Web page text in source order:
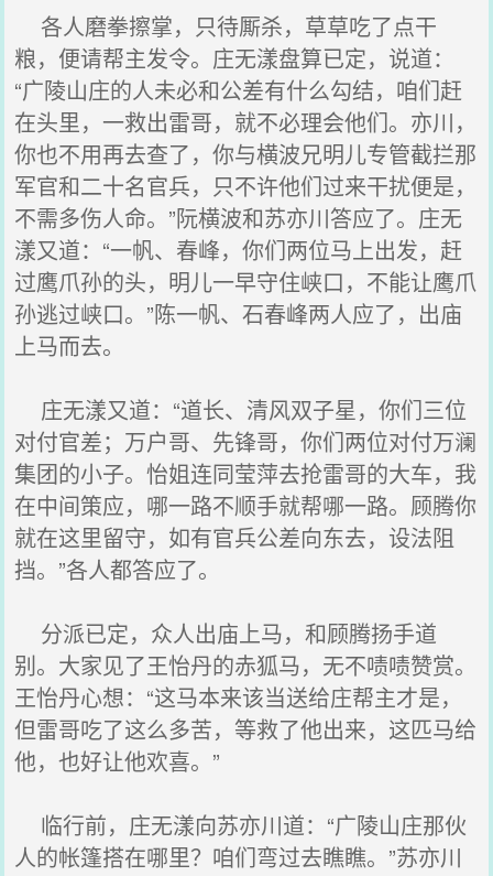
各人磨拳擦掌，只待厮杀，草草吃了点干
粮，便请帮主发令。庄无漾盘算已定，说道：
“广陵山庄的人未必和公差有什么勾结，咱们赶
在头里，一救出雷哥，就不必理会他们。亦川，
你也不用再去查了，你与横波兄明儿专管截拦那
军官和二十名官兵，只不许他们过来干扰便是，
不需多伤人命。”阮横波和苏亦川答应了。庄无
漾又道：“一帆、春峰，你们两位马上出发，赶
过鹰爪孙的头，明儿一早守住峡口，不能让鹰爪
孙逃过峡口。”陈一帆、石春峰两人应了，出庙
上马而去。
庄无漾又道：“道长、清风双子星，你们三位
对付官差；万户哥、先锋哥，你们两位对付万澜
集团的小子。怡姐连同莹萍去抢雷哥的大车，我
在中间策应，哪一路不顺手就帮哪一路。顾腾你
就在这里留守，如有官兵公差向东去，设法阻
挡。”各人都答应了。
分派已定，众人出庙上马，和顾腾扬手道
别。大家见了王怡丹的赤狐马，无不啧啧赞赏。
王怡丹心想：“这马本来该当送给庄帮主才是，
但雷哥吃了这么多苦，等救了他出来，这匹马给
他，也好让他欢喜。”
临行前，庄无漾向苏亦川道：“广陵山庄那伙
人的帐篷搭在哪里？咱们弯过去瞧瞧。”苏亦川